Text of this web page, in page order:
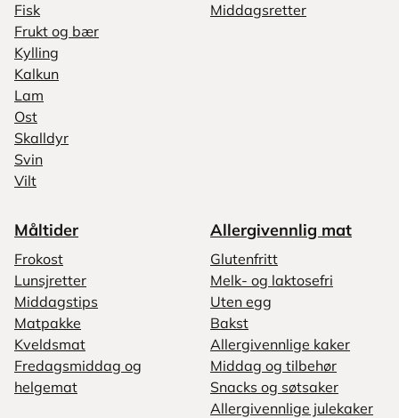
Fisk
Frukt og bær
Kylling
Kalkun
Lam
Ost
Skalldyr
Svin
Vilt
Middagsretter
Måltider
Frokost
Lunsjretter
Middagstips
Matpakke
Kveldsmat
Fredagsmiddag og
helgemat
Allergivennlig mat
Glutenfritt
Melk- og laktosefri
Uten egg
Bakst
Allergivennlige kaker
Middag og tilbehør
Snacks og søtsaker
Allergivennlige julekaker